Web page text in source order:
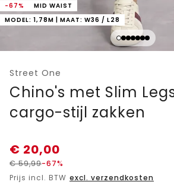
-67%
MID WAIST
MODEL: 1,78M | MAAT: W36 / L28
Street One
Chino's met Slim
cargo-stijl zakken
€ 20,00
€59,99-67%
Prijs incl. BTW excl. verzendkosten